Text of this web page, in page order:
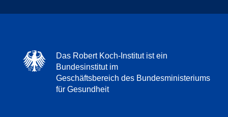
Das Robert Koch-Institut ist ein
Bundesinstitut im
Geschäftsbereich des Bundesministeriums
für Gesundheit